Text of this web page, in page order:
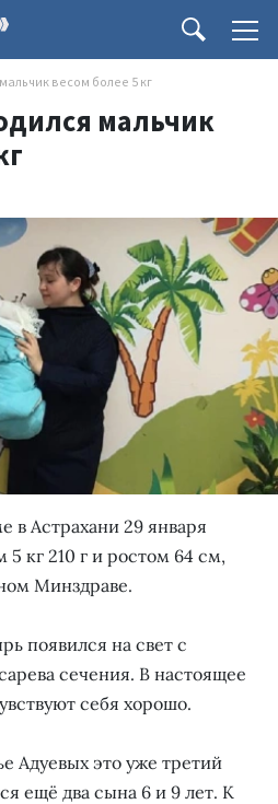
весом более 5 кг
мальчик
в Астрахани 29 января
кг 210 г и ростом 64 см,
Минздраве.
появился на свет с
сечения. В настоящее
себя хорошо.
Адуевых это уже третий
ещё два сына 6 и 9 лет. К